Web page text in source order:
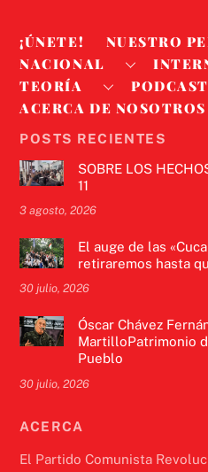
¡ÚNETE!
NUESTRO
NACIONAL
TEORÍA
PODCAST
ACERCA DE NOSOTROS
POSTS RECIENTES
SOBRE LOS
11
3 agosto, 2026
El auge de las
retiraremos hasta
30 julio, 2026
Óscar Chávez
MartilloPatrimonio
Pueblo
30 julio, 2026
ACERCA
El Partido Comunista